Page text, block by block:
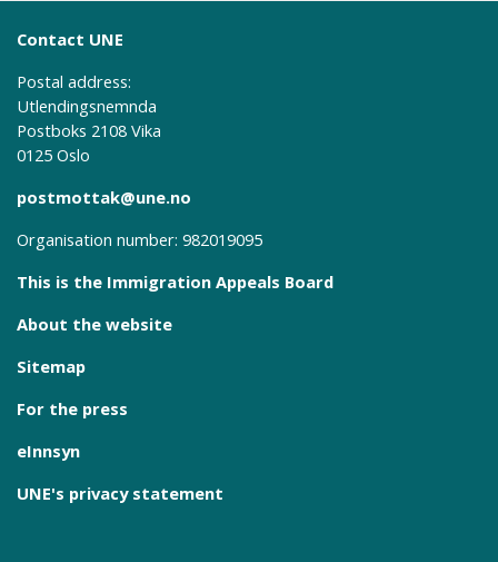
Contact UNE
Postal address:
Utlendingsnemnda
Postboks 2108 Vika
0125 Oslo
postmottak@une.no
Organisation number: 982019095
This is the Immigration Appeals Board
About the website
Sitemap
For the press
eInnsyn
UNE's privacy statement